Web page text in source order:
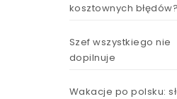
kosztownych błędów?
Szef wszystkiego nie
dopilnuje
Wakacje po polsku: